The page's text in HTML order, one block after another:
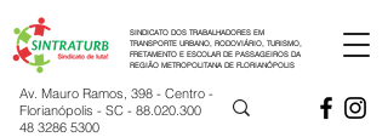
SINDICATO DOS TRABALHADORES EM
TRANSPORTE URBANO, RODOVIÁRIO, TURISMO,
FRETAMENTO E ESCOLAR DE PASSAGEIROS DA
REGIÃO METROPOLITANA DE FLORIANÓPOLIS
Av. Mauro Ramos, 398 - Centro -
Florianópolis - SC - 88.020.300
48 3286 5300